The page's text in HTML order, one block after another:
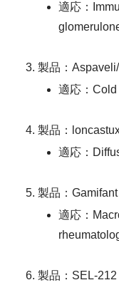
適応：
製品：
適応：
製品：
適応：
製品：
適応：
製品：SEL-212